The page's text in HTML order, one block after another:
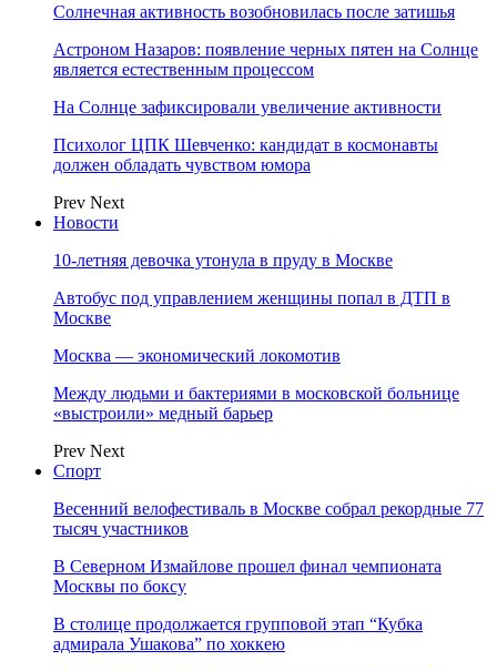
Солнечная активность возобновилась после затишья
Астроном Назаров: появление черных пятен на Солнце
является естественным процессом
На Солнце зафиксировали увеличение активности
Психолог ЦПК Шевченко: кандидат в космонавты
должен обладать чувством юмора
Prev Next
Новости
10-летняя девочка утонула в пруду в Москве
Автобус под управлением женщины попал в ДТП в
Москве
Москва — экономический локомотив
Между людьми и бактериями в московской больнице
«выстроили» медный барьер
Prev Next
Спорт
Весенний велофестиваль в Москве собрал рекордные 77
тысяч участников
В Северном Измайлове прошел финал чемпионата
Москвы по боксу
В столице продолжается групповой этап “Кубка
адмирала Ушакова” по хоккею